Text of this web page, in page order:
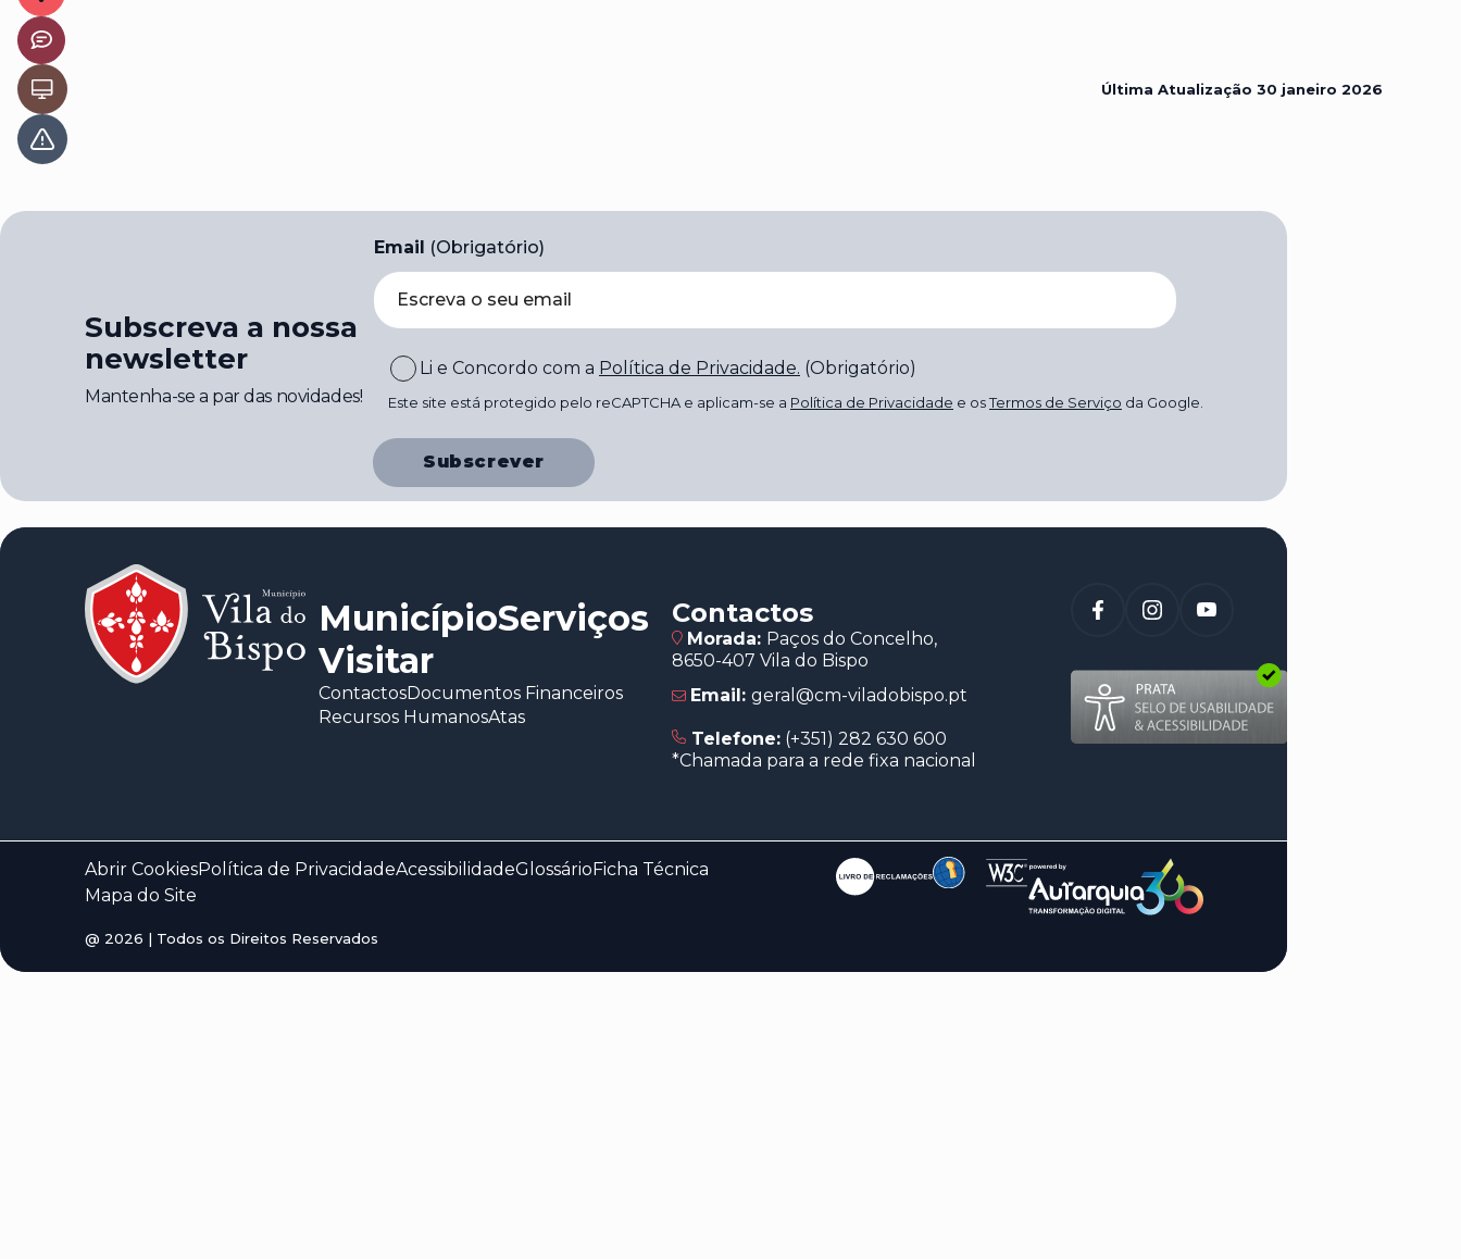
Última Atualização 30 janeiro 2026
Subscreva a nossa
newsletter
Mantenha-se a par das novidades!
Email (Obrigatório)
Li e Concordo com a Política de Privacidade. (Obrigatório)
Este site está protegido pelo reCAPTCHA e aplicam-se a Política de Privacidade e osTermos de Serviço da Google.
Subscrever
MunicípioServiços
Visitar
ContactosDocumentos Financeiros
Recursos HumanosAtas
Contactos
Morada: Paços do Concelho,
8650-407 Vila do Bispo
Email: geral@cm-viladobispo.pt
Telefone: (+351) 282 630 600
*Chamada para a rede fixa nacional
Abrir CookiesPolítica de PrivacidadeAcessibilidadeGlossárioFicha Técnica
Mapa do Site
@ 2026 | Todos os Direitos Reservados